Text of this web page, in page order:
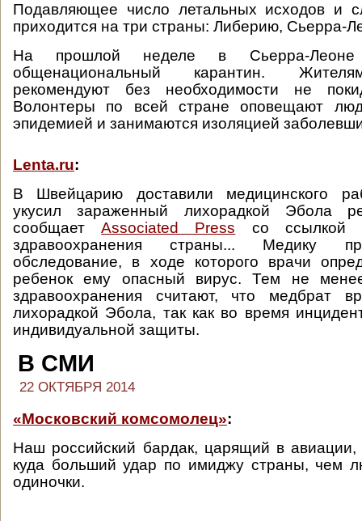
Подавляющее число летальных исходов и
приходится на три страны: Либерию, Сьерра-
На прошлой неделе в Сьерра-
общенациональный карантин.
рекомендуют без необходимости не
Волонтеры по всей стране оповещают
эпидемией и занимаются изоляцией
Lenta.ru:
В Швейцарию доставили медицинского
укусил зараженный лихорадкой Эбола
сообщаетAssociated Press со ссылкой
здравоохранения страны... Медику
обследование, в ходе которого врачи
ребенок ему опасный вирус. Тем не
здравоохранения считают, что медбрат
лихорадкой Эбола, так как во время
индивидуальной защиты.
В СМИ
22 ОКТЯБРЯ 2014
«Московский комсомолец»:
Наш российский бардак, царящий в авиации,
куда больший удар по имиджу страны, чем
одиночки.